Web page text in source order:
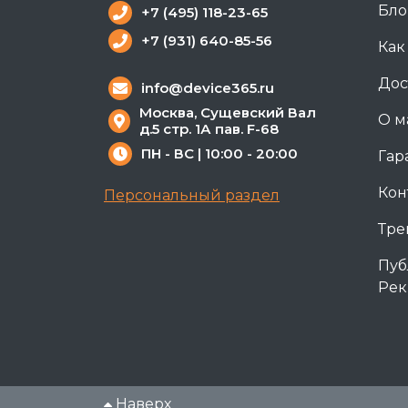
О
+7 (495) 118-23-65
+7 (931) 640-85-56
info@device365.ru
Москва, Сущевский Вал
д.5 стр. 1А пав. F-68
ПН - ВС | 10:00 - 20:00
Персональный раздел
Наверх